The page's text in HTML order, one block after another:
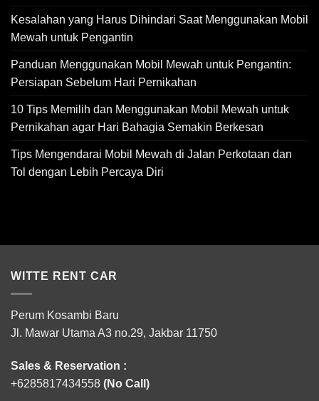
Kesalahan yang Harus Dihindari Saat Menggunakan Mobil
Mewah untuk Pengantin
Panduan Menggunakan Mobil Mewah untuk Pengantin:
Persiapan Sebelum Hari Pernikahan
10 Tips Memilih dan Menggunakan Mobil Mewah untuk
Pernikahan agar Hari Bahagia Semakin Berkesan
Tips Mengendarai Mobil Mewah di Jalan Perkotaan dan
Tol dengan Lebih Percaya Diri
WITTE RENT CAR
Perum Kosambi Baru
Jl. Mawar Utama A3 no.29, Jakbar 11750
Sales & Reservation :
+6285817434558 (No Call)